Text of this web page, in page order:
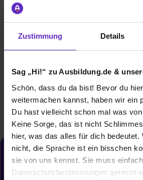
Zustimmung Details
Sag „Hi!“ zu Ausbildung.de &
Schön, dass du da bist! Bevor du
weitermachen kannst, haben wir ein
Du hast vielleicht schon mal was
Keine Sorge, das ist nicht
hier, was das alles für dich bedeutet.
nicht, die Sprache ist ein bisschen
sie von uns kennst. Sie muss
Datenschutzbestimmungen gerecht
Kooperative
DONCASTERS Precision
44793 Bochum
Du möchtest neue Stellen
zugeschickt bekommen?